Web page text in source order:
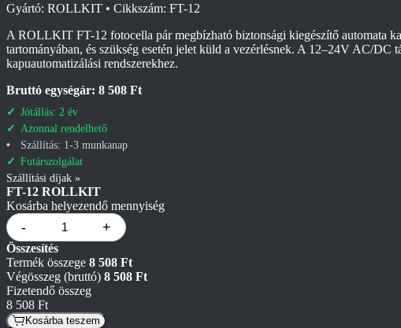
Gyártó: ROLLKIT • Cikkszám: FT-12
A ROLLKIT FT-12 fotocella pár megbízható biztonsági kiegészítő automata
tartományában, és szükség esetén jelet küld a vezérlésnek. A 12–24V AC/
kapuautomatizálási rendszerekhez.
Bruttó egységár: 8 508 Ft
Jótállás: 2 év
Azonnal rendelhető
Szállítás: 1-3 munkanap
Futárszolgálat
Szállítási díjak »
FT-12 ROLLKIT
Kosárba helyezendő mennyiség
- +
Összesítés
Termék összege 8 508 Ft
Végösszeg (bruttó) 8 508 Ft
Fizetendő összeg
8 508 Ft
Kosárba teszem